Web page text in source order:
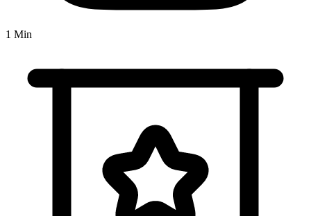
1 Min